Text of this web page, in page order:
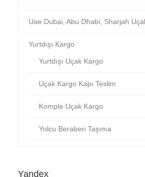
Uae Dubai, Abu Dhabi, Sharjah
Yurtdışı Kargo
Yurtdışı Uçak Kargo
Uçak Kargo Kapı Teslim
Komple Uçak Kargo
Yolcu Beraberi Taşıma
Yandex